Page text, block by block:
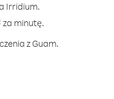
Irridium.
minutę.
z Guam.